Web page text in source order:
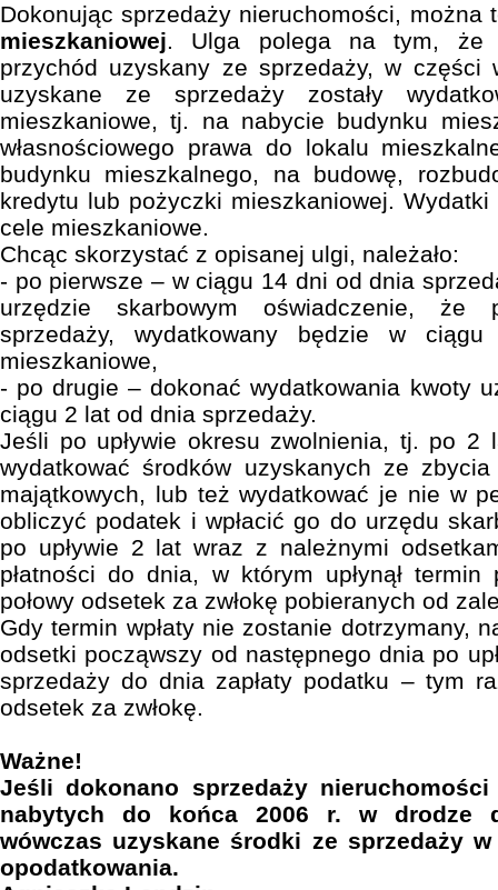
Dokonując sprzedaży nieruchomości,
mieszkaniowej. Ulga polega na tym, że
przychód uzyskany ze sprzedaży, w części
uzyskane ze sprzedaży zostały
mieszkaniowe, tj. na nabycie budynku
własnościowego prawa do lokalu
budynku mieszkalnego, na budowę,
kredytu lub pożyczki mieszkaniowej.
cele mieszkaniowe.
Chcąc skorzystać z opisanej ulgi, należało:
- po pierwsze – w ciągu 14 dni od dnia
urzędzie skarbowym oświadczenie, że
sprzedaży, wydatkowany będzie w
mieszkaniowe,
- po drugie – dokonać wydatkowania kwoty
ciągu 2 lat od dnia sprzedaży.
Jeśli po upływie okresu zwolnienia, tj. po 2
wydatkować środków uzyskanych ze
majątkowych, lub też wydatkować je nie w
obliczyć podatek i wpłacić go do urzędu
po upływie 2 lat wraz z należnymi
płatności do dnia, w którym upłynął
połowy odsetek za zwłokę pobieranych od
Gdy termin wpłaty nie zostanie dotrzymany,
odsetki począwszy od następnego dnia po
sprzedaży do dnia zapłaty podatku – tym
odsetek za zwłokę.
Ważne!
Jeśli dokonano sprzedaży
nabytych do końca 2006 r. w drodze
wówczas uzyskane środki ze sprzedaży
opodatkowania.